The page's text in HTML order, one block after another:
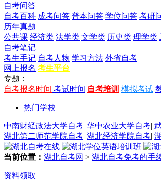
自考问答
自考百科 成考问答 普本问答 学位问答 考研
历年真题
公共课 经济类 法学类 文学类 历史类 理学类
自考笔记
考生手记 自考人物 学习方法 外省自考
网上报名 考生平台
专题：
自考报名时间 考试时间 自考培训 模拟考试
热门学校
中南财经政法大学自考| 华中农业大学自考|
湖北第二师范学院自考| 湖北经济学院自考|
当前位置： 湖北自考网 > 湖北自考免考的手
资料领取